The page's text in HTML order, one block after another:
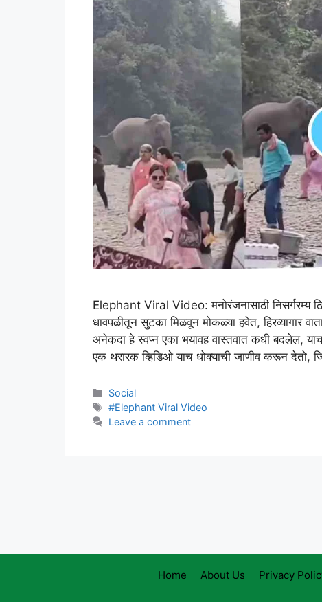
Elephant Viral Video: मनोरंजनासाठी निसर्गरम्य
धावपळीतून सुटका मिळवून मोकळ्या हवेत, हिरव्यागार
अनेकदा हे स्वप्न एका भयावह वास्तवात कधी बदलेल,
एक थरारक व्हिडिओ याच धोक्याची जाणीव करून देतो,
Categories
Social
Tags
#Elephant Viral Video
Leave a comment
Home About Us Privacy